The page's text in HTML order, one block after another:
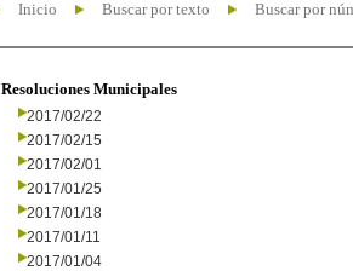
Inicio Buscar por texto Buscar por
Resoluciones Municipales
2017/02/22
2017/02/15
2017/02/01
2017/01/25
2017/01/18
2017/01/11
2017/01/04